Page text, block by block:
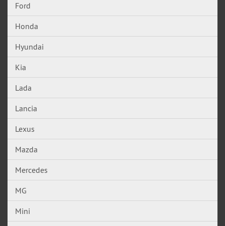
Ford
Honda
Hyundai
Kia
Lada
Lancia
Lexus
Mazda
Mercedes
MG
Mini